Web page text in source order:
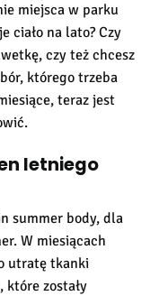
miejsca w parku
ciało na lato? Czy
czy też chcesz
którego trzeba
teraz jest
letniego
summer body, dla
W miesiącach
utratę tkanki
które zostały